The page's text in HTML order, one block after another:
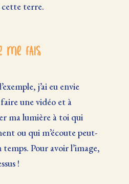
cette terre.
me fais
j’ai eu envie
une vidéo et à
ma lumière à toi qui
ou qui m’écoute peut-
Pour avoir l’image,
!